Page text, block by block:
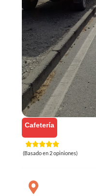
Cafetería
(Basado en 2 opiniones)